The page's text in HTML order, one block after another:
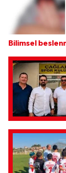
Bilimsel